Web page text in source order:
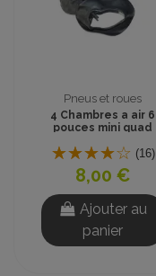
Pneus et roues
4 Chambres a air 6
pouces mini quad
(16)
8,00 €
Ajouter au
panier